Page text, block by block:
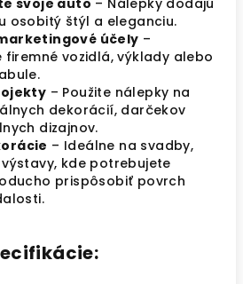
svoje auto – Nálepky dodajú
osobitý štýl a eleganciu.
účely –
firemné vozidlá, výklady alebo
– Použite nálepky na
dekorácií, darčekov
dizajnov.
– Ideálne na svadby,
kde potrebujete
prispôsobiť povrch